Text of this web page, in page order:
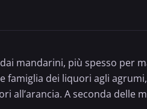
mandarini, più spesso per
famiglia dei liquori agli
all’arancia. A seconda delle